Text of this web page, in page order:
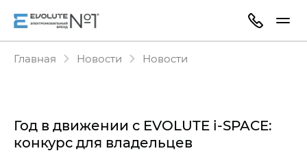
Главная Новости Новости
Год в движении с EVOLUTE i‑SPACE:
конкурс для владельцев